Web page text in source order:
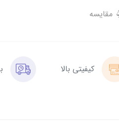
مقایسه
کیفیتی بالا